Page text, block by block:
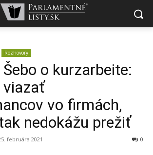
Rozhovory
o kurzarbeite:
viazať
vo firmách,
nedokážu prežiť
februára 2021 0